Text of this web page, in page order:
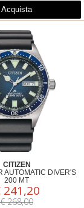
Acquista
CITIZEN
AUTOMATIC DIVER'S
200 MT
07L
241,20
€ 268,00